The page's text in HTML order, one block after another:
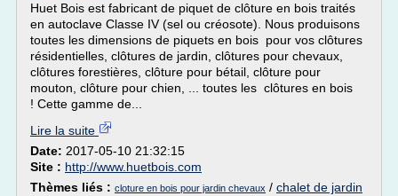
Huet Bois est fabricant de piquet de clôture en bois traités
en autoclave Classe IV (sel ou créosote). Nous produisons
toutes les dimensions de piquets en bois pour vos clôtures
résidentielles, clôtures de jardin, clôtures pour chevaux,
clôtures forestières, clôture pour bétail, clôture pour
mouton, clôture pour chien, ... toutes les clôtures en bois
! Cette gamme de...
Lire la suite
Date: 2017-05-10 21:32:15
Site : http://www.huetbois.com
Thèmes liés : cloture en bois pour jardin chevaux / chalet de jardin